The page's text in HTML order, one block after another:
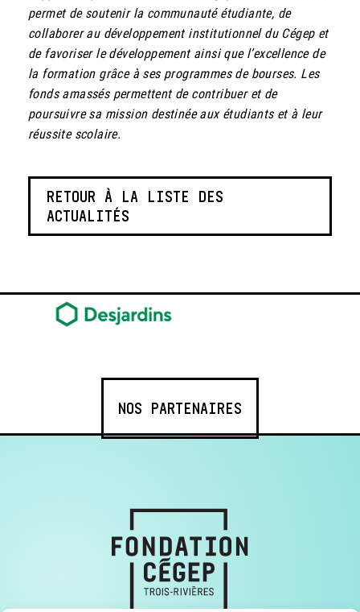
permet de soutenir la communauté étudiante, de
collaborer au développement institutionnel du Cégep et
de favoriser le développement ainsi que l’excellence de
la formation grâce à ses programmes de bourses. Les
fonds amassés permettent de contribuer et de
poursuivre sa mission destinée aux étudiants et à leur
réussite scolaire.
RETOUR À LA LISTE DES
ACTUALITÉS
NOS PARTENAIRES